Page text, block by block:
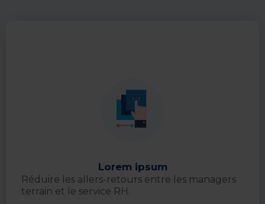
Lorem ipsum
Réduire les allers-retours entre les managers
terrain et le service RH.